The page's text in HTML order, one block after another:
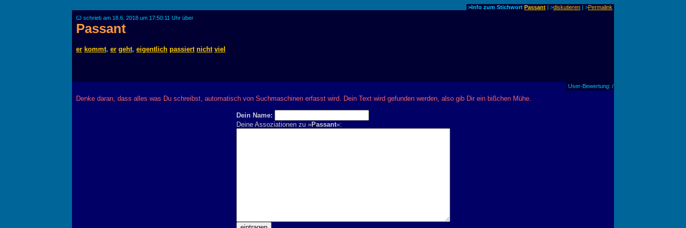
>Info zum Stichwort Passant | >diskutieren | >Permalink
Ꙍ schrieb am 18.6. 2018 um 17:50:11 Uhr über
Passant
er kommt, er geht, eigentlich passiert nicht viel
User-Bewertung: /
Denke daran, dass alles was Du schreibst, automatisch von Suchmaschinen erfasst wird. Dein Text wird gefunden werden, also gib Dir ein bißchen Mühe.
Dein Name:
Deine Assoziationen zu »Passant«: